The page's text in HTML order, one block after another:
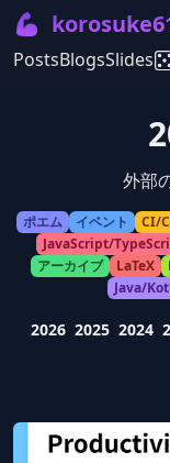
💪
PostsBlogsSlides
外部
ポエム イベント CI/
JavaScript/
アーカイブ
LaTeX
Java/
2026 2025 2024